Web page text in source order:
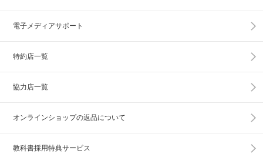
電子メディアサポート
特約店一覧
協力店一覧
オンラインショップの返品について
教科書採用特典サービス